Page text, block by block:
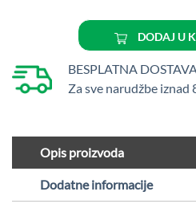
Mini
Plus
količina
DODAJ U
BESPLATNA
Za sve narudžbe iznad
Opis proizvoda
Dodatne informacije